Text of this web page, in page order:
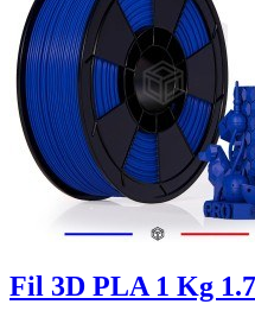
Fil 3D PLA 1 Kg